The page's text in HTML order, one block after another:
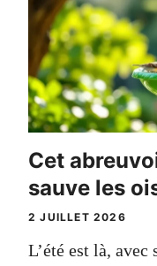
Cet
sauve les
2 JUILLET 2026
L’été est là, avec